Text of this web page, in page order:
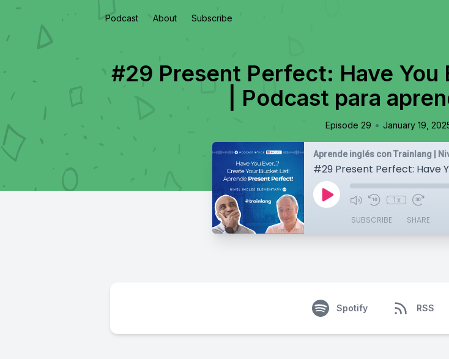
Podcast About Subscribe
#29 Present Perfect: Have You
| Podcast para
Episode 29 • January 19,
Aprende inglés con Trainlang |
1x
SUBSCRIBE SHARE
Spotify RSS